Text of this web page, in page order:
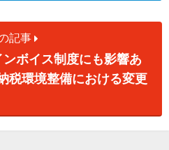
記事
ボイス制度にも影響あ
税環境整備における変更